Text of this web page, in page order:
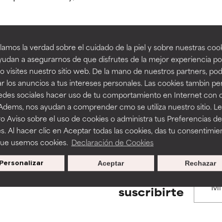
la verdad sobre el cuidado de la piel y sobre nuestras
a asegurarnos de que disfrutes de la mejor experiencia
visites nuestro sitio web. De la mano de nuestros partners,
los anuncios a tus intereses personales. Las cookies tambin
sociales hacer uso de tu comportamiento en Internet con
nos ayudan a comprender cmo se utiliza nuestro sitio.
Aviso sobre el uso de cookies o administra tus Preferencias de
Al hacer clic en Aceptar todas las cookies, das tu
usemos cookies. Declaración de Cookies
Personalizar Rechazar
Aceptar
BACK TO SEARCH
to assess ingredients in this dictionary. Regulations
tan beneficiosos como los de la categoría excelente, suelen ser
la estabilidad o la absorción de una fórmula.
ciertas limitaciones en cuanto a su apariencia, estabilidad o
básicos o que no cuentan con suficiente respaldo científico.
algunos beneficios se recomienda evitarlo por su
efectos adversos como irritación, inflamación o
se utiliza en altas concentraciones o junto con otros
tan beneficiosos como los de la categoría excelente, suelen ser
la estabilidad o la absorción de una fórmula.
ciertas limitaciones en cuanto a su apariencia, estabilidad o
básicos o que no cuentan con suficiente respaldo científico.
algunos beneficios se recomienda evitarlo por su
efectos adversos como irritación, inflamación o
se utiliza en altas concentraciones o junto con otros
suscribirte